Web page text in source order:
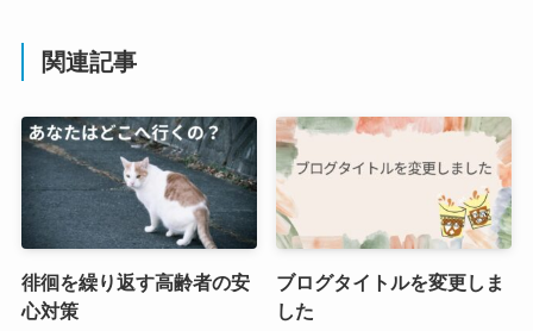
関連記事
徘徊を繰り返す高齢者の安
心対策
ブログタイトルを変更しま
した